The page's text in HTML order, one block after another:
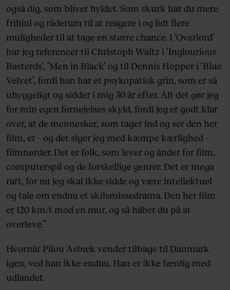
også dig, som bliver hyldet. Som skurk har du mere
frihjul og råderum til at reagere i og lidt flere
muligheder til at tage en større chance. I ’Overlord’
har jeg referencer til Christoph Waltz i ’Inglourious
Basterds’, ’Men in Black’ og til Dennis Hopper i ’Blue
Velvet’, fordi han har et psykopatisk grin, som er så
uhyggeligt og sidder i mig 30 år efter. Alt det gør jeg
for min egen fornøjelses skyld, fordi jeg er godt klar
over, at de mennesker, som tager ind og ser den her
film, er – og det siger jeg med kæmpe kærlighed –
filmnørder. Det er folk, som lever og ånder for film,
computerspil og de forskellige genrer. Det er mega
rart, for nu jeg skal ikke sidde og være intellektuel
og tale om endnu et skilsmissedrama. Den her film
er 120 km/t mod en mur, og så håber du på at
overleve.”
Hvornår Pilou Asbæk vender tilbage til Danmark
igen, ved han ikke endnu. Han er ikke færdig med
udlandet.